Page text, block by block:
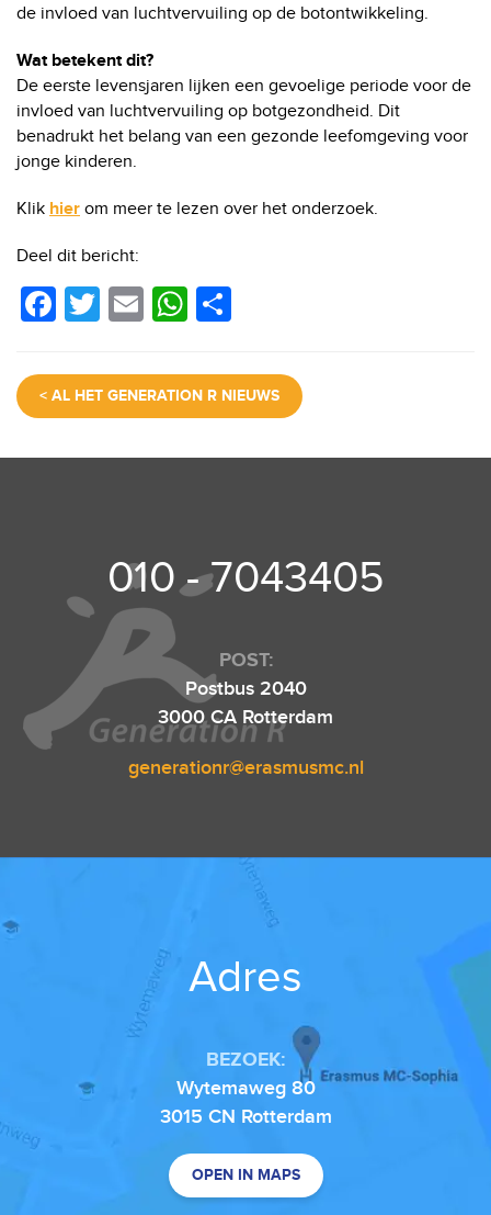
de invloed van luchtvervuiling op de botontwikkeling.
Wat betekent dit?
De eerste levensjaren lijken een gevoelige periode voor de
invloed van luchtvervuiling op botgezondheid. Dit
benadrukt het belang van een gezonde leefomgeving voor
jonge kinderen.
Klik hier om meer te lezen over het onderzoek.
Deel dit bericht:
F
c
e
T
tt
er
E
ail
W
at
s
e
n
< AL HET GENERATION R NIEUWS
010 - 7043405
POST:
Postbus 2040
3000 CA Rotterdam
generationr@erasmusmc.nl
Adres
BEZOEK:
Wytemaweg 80
3015 CN Rotterdam
OPEN IN MAPS